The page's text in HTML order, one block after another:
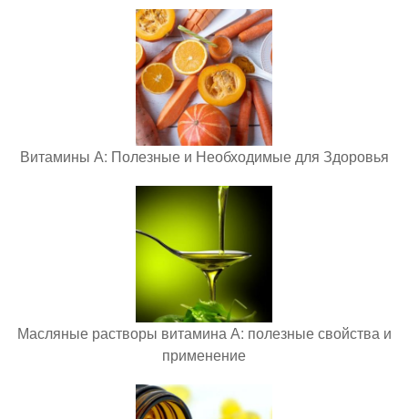
Витамины А: Полезные и Необходимые для Здоровья
Масляные растворы витамина А: полезные свойства и
применение